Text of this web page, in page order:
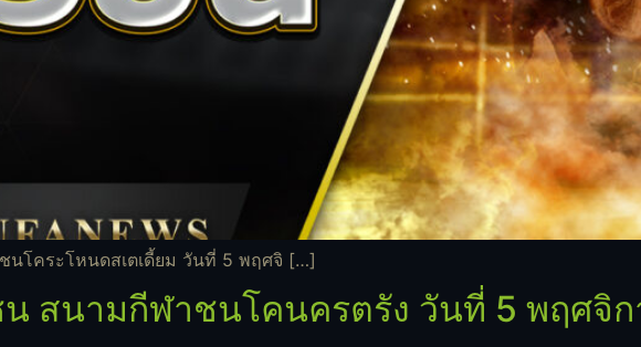
โคระโหนดสเตเดี้ยม วันที่ 5 พฤศจิ […]
สนามกีฬาชนโคนครตรัง วันที่ 5 พฤศจิ